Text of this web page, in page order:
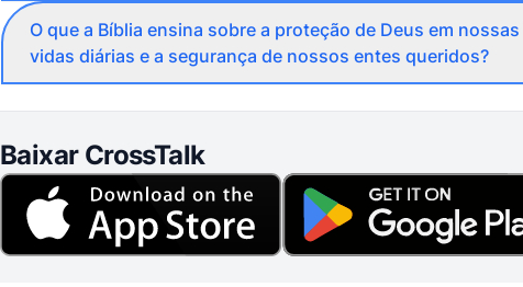
O que a Bíblia ensina sobre a proteção de Deus em nossas
vidas diárias e a segurança de nossos entes queridos?
Baixar CrossTalk